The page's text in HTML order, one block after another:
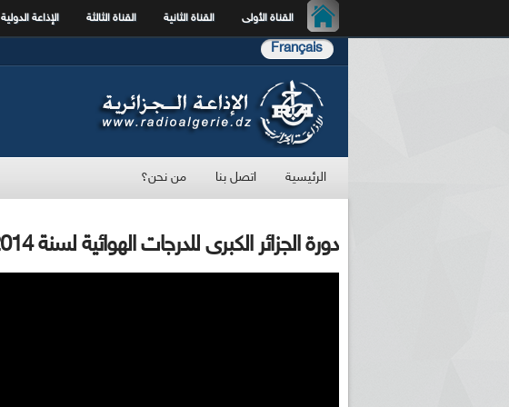
القناة الأولى القناة الثانية القناة الثالثة الإذاعة الدولية
Français
الرئيسية اتصل بنا من نحن؟
دورة الجزائر الكبرى للدرجات الهوائية لسنة 2014